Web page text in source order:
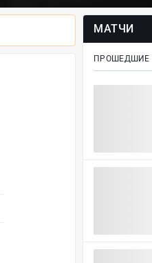
МАТЧИ
ПРОШЕДШИЕ